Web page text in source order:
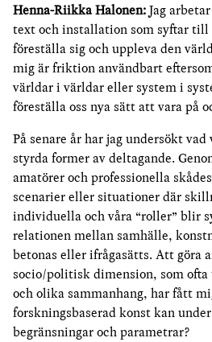
Henna-Riikka Halonen:Jag
text och installation som syftar
föreställa sig och uppleva den
mig är friktion användbart
världar i världar eller system i
föreställa oss nya sätt att vara på
På senare år har jag undersökt
styrda former av deltagande.
amatörer och professionella
scenarier eller situationer där
individuella och våra “roller” blir
relationen mellan samhälle,
betonas eller ifrågasätts. Att göra
socio/politisk dimension, som
och olika sammanhang, har fått
forskningsbaserad konst kan
begränsningar och parametrar?